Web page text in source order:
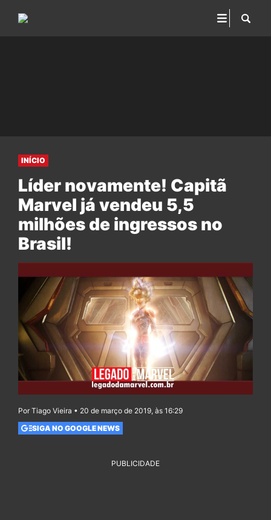
INÍCIO
Líder novamente! Capitã
Marvel já vendeu 5,5
milhões de ingressos no
Brasil!
Por Tiago Vieira • 20 de março de 2019, às 16:29
SIGA NO GOOGLE NEWS
PUBLICIDADE